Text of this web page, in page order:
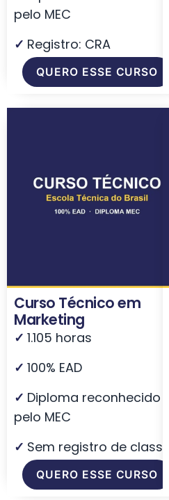
pelo MEC
✓ Registro: CRA
QUERO ESSE CURSO
Curso Técnico em
Marketing
✓ 1.105 horas
✓ 100% EAD
✓ Diploma reconhecido
pelo MEC
✓ Sem registro de classe
QUERO ESSE CURSO